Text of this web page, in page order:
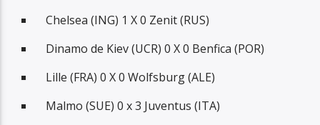
Chelsea (ING) 1 X 0 Zenit (RUS)
Dinamo de Kiev (UCR) 0 X 0 Benfica (POR)
Lille (FRA) 0 X 0 Wolfsburg (ALE)
Malmo (SUE) 0 x 3 Juventus (ITA)